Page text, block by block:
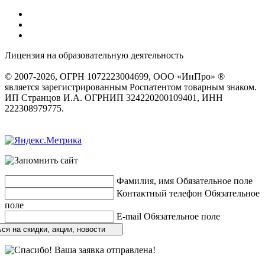
Лицензия на образовательную деятельность
© 2007-2026, ОГРН 1072223004699, ООО «ИнПро» ®
является зарегистрированным Роспатентом товарным знаком.
ИП Странцов И.А. ОГРНИП 324220200109401, ИНН
222308979775.
Фамилия, имя Обязательное поле
Контактный телефон Обязательное
поле
E-mail Обязательное поле
на скидки, акции, новости